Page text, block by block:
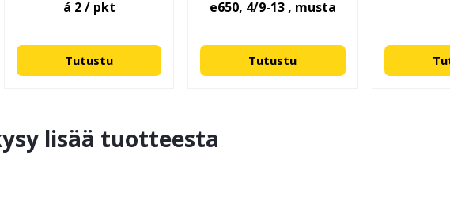
á 2 / pkt
Tutustu
e650, 4/9-13 , musta
Tutustu
lisää tuotteesta